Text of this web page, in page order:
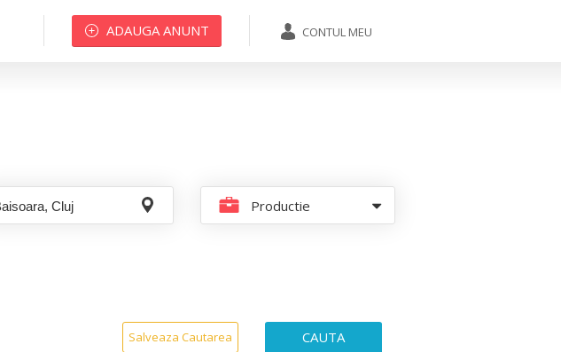
CONTUL MEU
ADAUGA ANUNT
Productie
Salveaza Cautarea CAUTA